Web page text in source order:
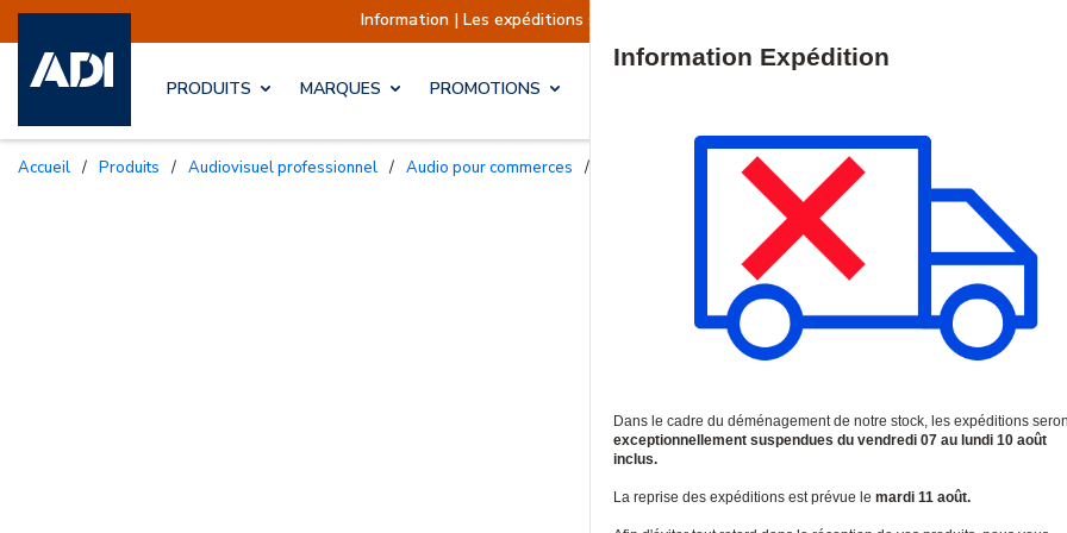
Information | Les expéditions sont actuellement suspendues Reprise prévue le
PRODUITS MARQUES PROMOTIONS
Accueil / Produits / Audiovisuel professionnel / Audio pour commerces / Accessoires et supports professionnels